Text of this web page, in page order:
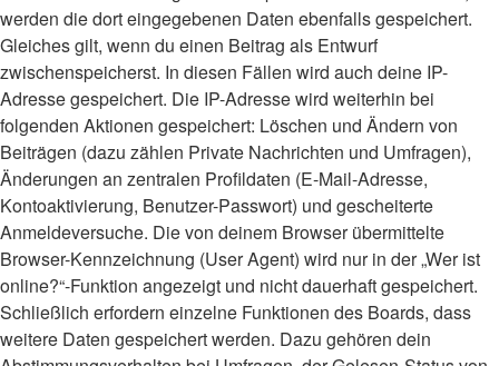
werden die dort eingegebenen Daten ebenfalls gespeichert.
Gleiches gilt, wenn du einen Beitrag als Entwurf
zwischenspeicherst. In diesen Fällen wird auch deine IP-
Adresse gespeichert. Die IP-Adresse wird weiterhin bei
folgenden Aktionen gespeichert: Löschen und Ändern von
Beiträgen (dazu zählen Private Nachrichten und Umfragen),
Änderungen an zentralen Profildaten (E-Mail-Adresse,
Kontoaktivierung, Benutzer-Passwort) und gescheiterte
Anmeldeversuche. Die von deinem Browser übermittelte
Browser-Kennzeichnung (User Agent) wird nur in der „Wer ist
online?“-Funktion angezeigt und nicht dauerhaft gespeichert.
Schließlich erfordern einzelne Funktionen des Boards, dass
weitere Daten gespeichert werden. Dazu gehören dein